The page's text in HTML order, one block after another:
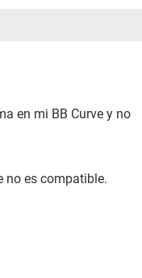
en mi BB Curve y no
no es compatible.